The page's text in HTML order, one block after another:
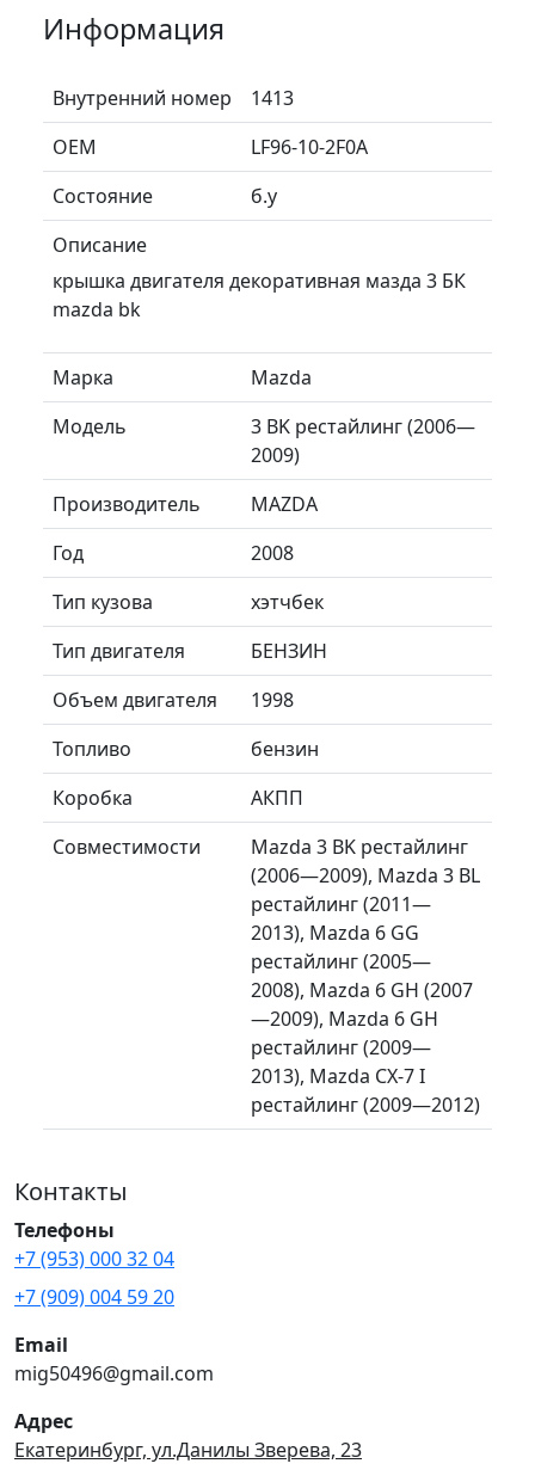
Информация
Внутренний номер
1413
ОЕМ
LF96-10-2F0A
Состояние
б.у
Описание
крышка двигателя декоративная мазда 3 БК
mazda bk
Марка
Mazda
Модель
3 BK рестайлинг (2006—
2009)
Производитель
MAZDA
Год
2008
Тип кузова
хэтчбек
Тип двигателя
БЕНЗИН
Объем двигателя
1998
Топливо
бензин
Коробка
АКПП
Совместимости
Mazda 3 BK рестайлинг
(2006—2009), Mazda 3 BL
рестайлинг (2011—
2013), Mazda 6 GG
рестайлинг (2005—
2008), Mazda 6 GH (2007
—2009), Mazda 6 GH
рестайлинг (2009—
2013), Mazda CX-7 I
рестайлинг (2009—2012)
Контакты
Телефоны
+7 (953) 000 32 04
+7 (909) 004 59 20
Email
mig50496@gmail.com
Адрес
Екатеринбург, ул.Данилы Зверева, 23